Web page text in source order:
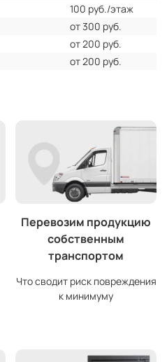
100 руб./этаж
от 300 руб.
от 200 руб.
от 200 руб.
Перевозим продукцию
собственным
транспортом
Что сводит риск повреждения
к минимуму